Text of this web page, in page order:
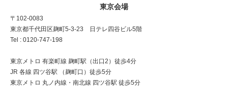
東京会場
〒102-0083
東京都千代田区麹町5-3-23 日テレ四谷ビル5階
Tel : 0120-747-198
東京メトロ 有楽町線 麹町駅（出口2）徒歩4分
JR 各線 四ツ谷駅 （麹町口）徒歩5分
東京メトロ 丸ノ内線・南北線 四ツ谷駅 徒歩5分